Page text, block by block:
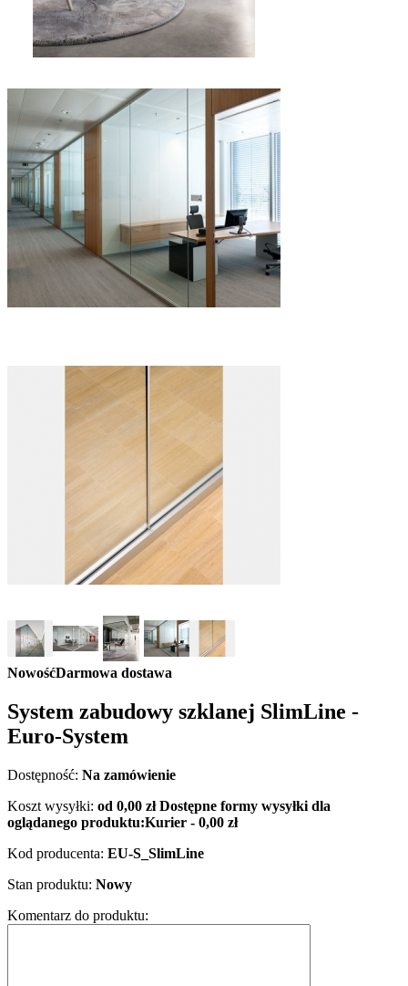
NowośćDarmowa dostawa
System zabudowy szklanej SlimLine -
Euro-System
Dostępność: Na zamówienie
Koszt wysyłki: od 0,00 złDostępne formy wysyłki dla
oglądanego produktu:Kurier - 0,00 zł
Kod producenta: EU-S_SlimLine
Stan produktu: Nowy
Komentarz do produktu: